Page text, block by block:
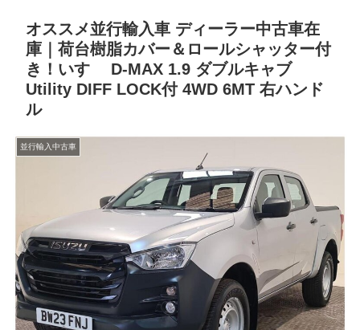
オススメ並行輸入車 ディーラー中古車在
庫｜荷台樹脂カバー＆ロールシャッター付
き！いすゞ D-MAX 1.9 ダブルキャブ
Utility DIFF LOCK付 4WD 6MT 右ハンド
ル
並行輸入中古車